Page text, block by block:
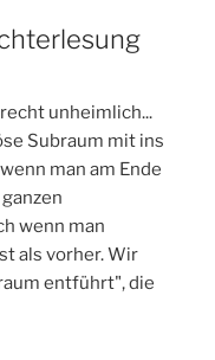
unheimlich...
Subraum mit ins
man am Ende
wenn man
als vorher. Wir
entführt", die